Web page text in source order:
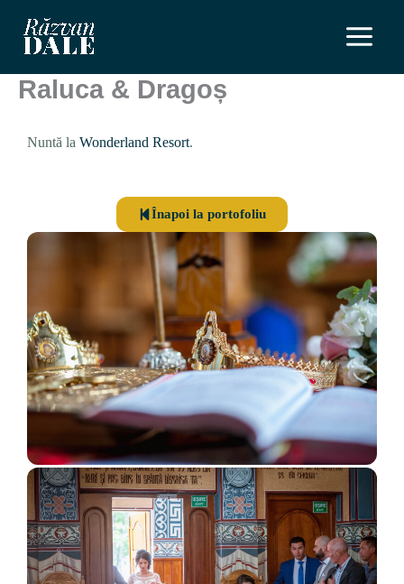
content
Raluca & Dragoș
Nuntă la Wonderland Resort.
Înapoi la portofoliu